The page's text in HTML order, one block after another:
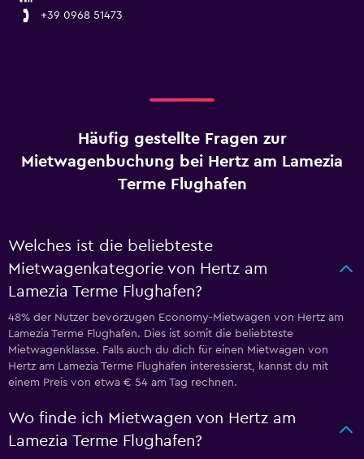
+39 0968 51473
Häufig gestellte Fragen zur
Mietwagenbuchung bei Hertz am Lamezia
Terme Flughafen
Welches ist die beliebteste
Mietwagenkategorie von Hertz am
Lamezia Terme Flughafen?
48% der Nutzer bevorzugen Economy-Mietwagen von Hertz am
Lamezia Terme Flughafen. Dies ist somit die beliebteste
Mietwagenklasse. Falls auch du dich für einen Mietwagen von
Hertz am Lamezia Terme Flughafen interessierst, kannst du mit
einem Preis von etwa € 54 am Tag rechnen.
Wo finde ich Mietwagen von Hertz am
Lamezia Terme Flughafen?